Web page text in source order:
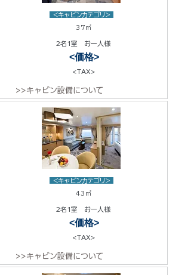
<キャビンカテゴリ>
37㎡
2名1室 お一人様
<価格>
<TAX>
>>キャビン設備について
<キャビンカテゴリ>
43㎡
2名1室 お一人様
<価格>
<TAX>
>>キャビン設備について